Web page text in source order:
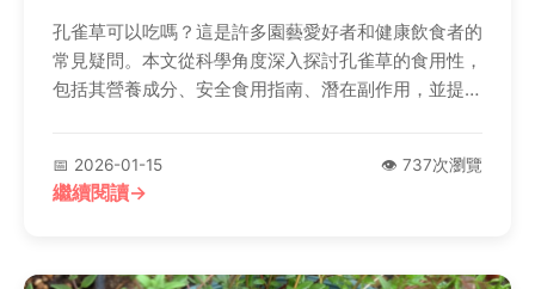
孔雀草可以吃嗎？這是許多園藝愛好者和健康飲食者的
常見疑問。本文從科學角度深入探討孔雀草的食用性，
包括其營養成分、安全食用指南、潛在副作用，並提供
📅 2026-01-15 👁️ 737次瀏覽
繼續閱讀